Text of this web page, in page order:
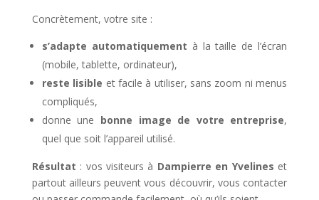
Concrètement, votre site :
s’adapte automatiquement à la taille de l’écran
(mobile, tablette, ordinateur),
reste lisible et facile à utiliser, sans zoom ni menus
compliqués,
donne une bonne image de votre entreprise,
quel que soit l’appareil utilisé.
Résultat : vos visiteurs à Dampierre en Yvelines et
partout ailleurs peuvent vous découvrir, vous contacter